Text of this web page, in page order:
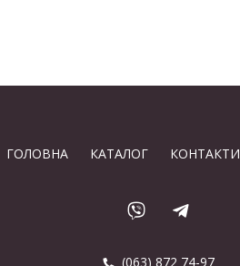
ГОЛОВНА КАТАЛОГ КОНТАКТИ
(063) 872 74-97